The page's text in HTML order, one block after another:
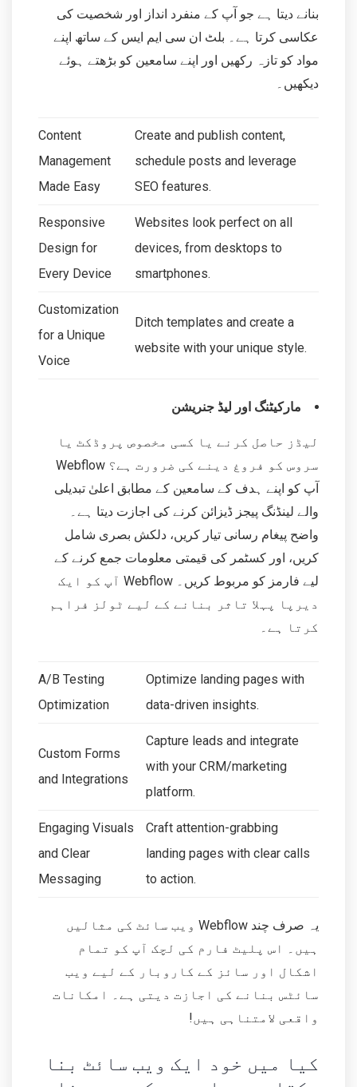
بنانے دیتا ہے جو آپ کے منفرد انداز اور شخصیت کی
عکاسی کرتا ہے۔ بلٹ ان سی ایم ایس کے ساتھ اپنے
مواد کو تازہ رکھیں اور اپنے سامعین کو بڑھتے ہوئے
دیکھیں۔
Content
Management
Made Easy
Create and publish content,
schedule posts and leverage
SEO features.
Responsive
Design for
Every Device
Websites look perfect on all
devices, from desktops to
smartphones.
Customization
for a Unique
Voice
Ditch templates and create a
website with your unique style.
مارکیٹنگ اور لیڈ جنریشن
لیڈز حاصل کرنے یا کسی مخصوص پروڈکٹ یا
سروس کو فروغ دینے کی ضرورت ہے؟ Webflow
آپ کو اپنے ہدف کے سامعین کے مطابق اعلیٰ تبدیلی
والے لینڈنگ پیجز ڈیزائن کرنے کی اجازت دیتا ہے۔
واضح پیغام رسانی تیار کریں، دلکش بصری شامل
کریں، اور کسٹمر کی قیمتی معلومات جمع کرنے کے
لیے فارمز کو مربوط کریں۔ Webflow آپ کو ایک
دیرپا پہلا تاثر بنانے کے لیے ٹولز فراہم
کرتا ہے۔
A/B Testing
Optimization
Optimize landing pages with
data-driven insights.
Custom Forms
and Integrations
Capture leads and integrate
with your CRM/marketing
platform.
Engaging Visuals
and Clear
Messaging
Craft attention-grabbing
landing pages with clear calls
to action.
یہ صرف چند Webflow ویب سائٹ کی مثالیں
ہیں۔ اس پلیٹ فارم کی لچک آپ کو تمام
اشکال اور سائز کے کاروبار کے لیے ویب
سائٹس بنانے کی اجازت دیتی ہے۔ امکانات
واقعی لامتناہی ہیں!
کیا میں خود ایک ویب سائٹ بنا